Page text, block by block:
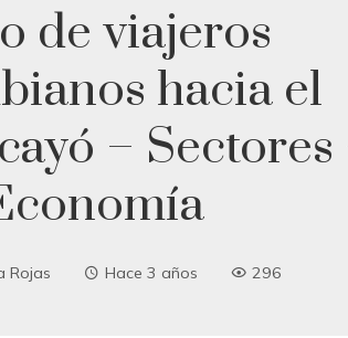
de viajeros
hacia el
– Sectores
Rojas Hace 3 años 296